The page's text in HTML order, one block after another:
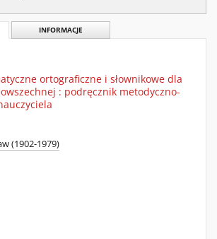
INFORMACJE
ortograficzne i słownikowe dla
: podręcznik metodyczno-
(1902-1979)